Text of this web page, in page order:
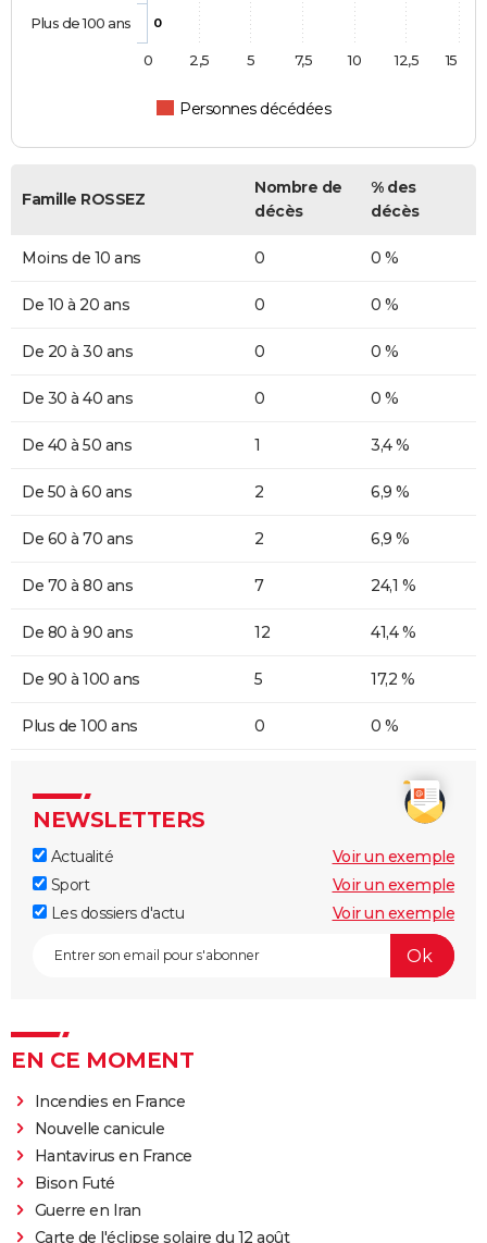
0
Personnes décédées
Plus de 100 ans
0 2,5 5 7,5 10 12,5 15
Famille ROSSEZ
Nombre de
décès
% des
décès
Moins de 10 ans 0 0 %
De 10 à 20 ans 0 0 %
De 20 à 30 ans 0 0 %
De 30 à 40 ans 0 0 %
De 40 à 50 ans 1 3,4 %
De 50 à 60 ans 2 6,9 %
De 60 à 70 ans 2 6,9 %
De 70 à 80 ans 7 24,1 %
De 80 à 90 ans 12 41,4 %
De 90 à 100 ans 5 17,2 %
Plus de 100 ans 0 0 %
NEWSLETTERS
Actualité
Voir un exemple
Sport
Voir un exemple
Les dossiers d'actu
Voir un exemple
EN CE MOMENT
Incendies en France
Nouvelle canicule
Hantavirus en France
Bison Futé
Guerre en Iran
Carte de l'éclipse solaire du 12 août